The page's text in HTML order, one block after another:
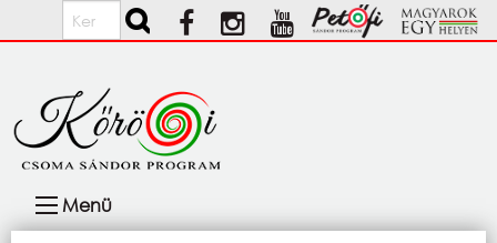
Ugrás a tartalomra
Keresés
navigáció
Menü